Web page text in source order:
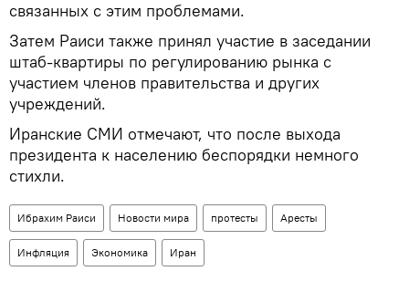
связанных с этим проблемами.
Затем Раиси также принял участие в заседании
штаб-квартиры по регулированию рынка с
участием членов правительства и других
учреждений.
Иранские СМИ отмечают, что после выхода
президента к населению беспорядки немного
стихли.
Ибрахим Раиси Новости мира протесты Аресты
Инфляция Экономика Иран